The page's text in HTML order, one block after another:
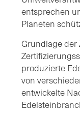
entsprechen
Planeten
Grundlage der
produzierte
von
entwickelte